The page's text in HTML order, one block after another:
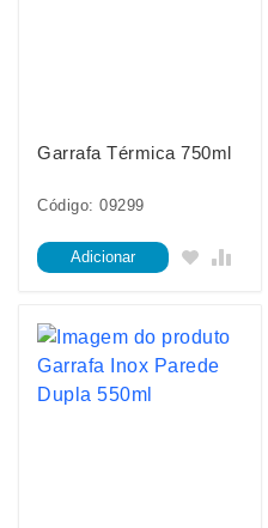
Garrafa Térmica 750ml
Código: 09299
Adicionar